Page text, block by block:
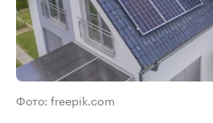
Фото: freepik.com